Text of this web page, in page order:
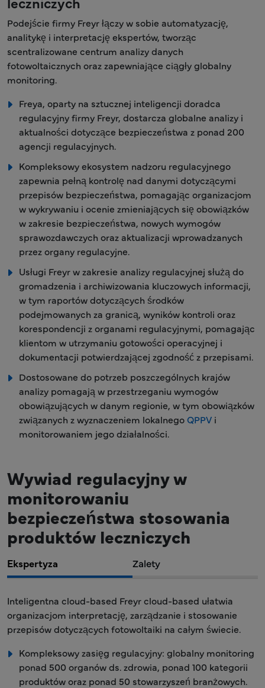
Podejście firmy Freyr łączy w sobie automatyzację,
analitykę i interpretację ekspertów, tworząc
scentralizowane centrum analizy danych
fotowoltaicznych oraz zapewniające ciągły globalny
monitoring.
Freya, oparty na sztucznej inteligencji doradca
regulacyjny firmy Freyr, dostarcza globalne analizy i
aktualności dotyczące bezpieczeństwa z ponad 200
agencji regulacyjnych.
Kompleksowy ekosystem nadzoru regulacyjnego
zapewnia pełną kontrolę nad danymi dotyczącymi
przepisów bezpieczeństwa, pomagając organizacjom
w wykrywaniu i ocenie zmieniających się obowiązków
w zakresie bezpieczeństwa, nowych wymogów
sprawozdawczych oraz aktualizacji wprowadzanych
przez organy regulacyjne.
Usługi Freyr w zakresie analizy regulacyjnej służą do
gromadzenia i archiwizowania kluczowych informacji,
w tym raportów dotyczących środków
podejmowanych za granicą, wyników kontroli oraz
korespondencji z organami regulacyjnymi, pomagając
klientom w utrzymaniu gotowości operacyjnej i
dokumentacji potwierdzającej zgodność z przepisami.
Dostosowane do potrzeb poszczególnych krajów
analizy pomagają w przestrzeganiu wymogów
obowiązujących w danym regionie, w tym obowiązków
związanych z wyznaczeniem lokalnegoQPPV i
monitorowaniem jego działalności.
Wywiad regulacyjny w
monitorowaniu
bezpieczeństwa stosowania
produktów leczniczych
Ekspertyza Zalety
Inteligentna cloud-based Freyr cloud-based ułatwia
organizacjom interpretację, zarządzanie i stosowanie
przepisów dotyczących fotowoltaiki na całym świecie.
Kompleksowy zasięg regulacyjny: globalny monitoring
ponad 500 organów ds. zdrowia, ponad 100 kategorii
produktów oraz ponad 50 stowarzyszeń branżowych.